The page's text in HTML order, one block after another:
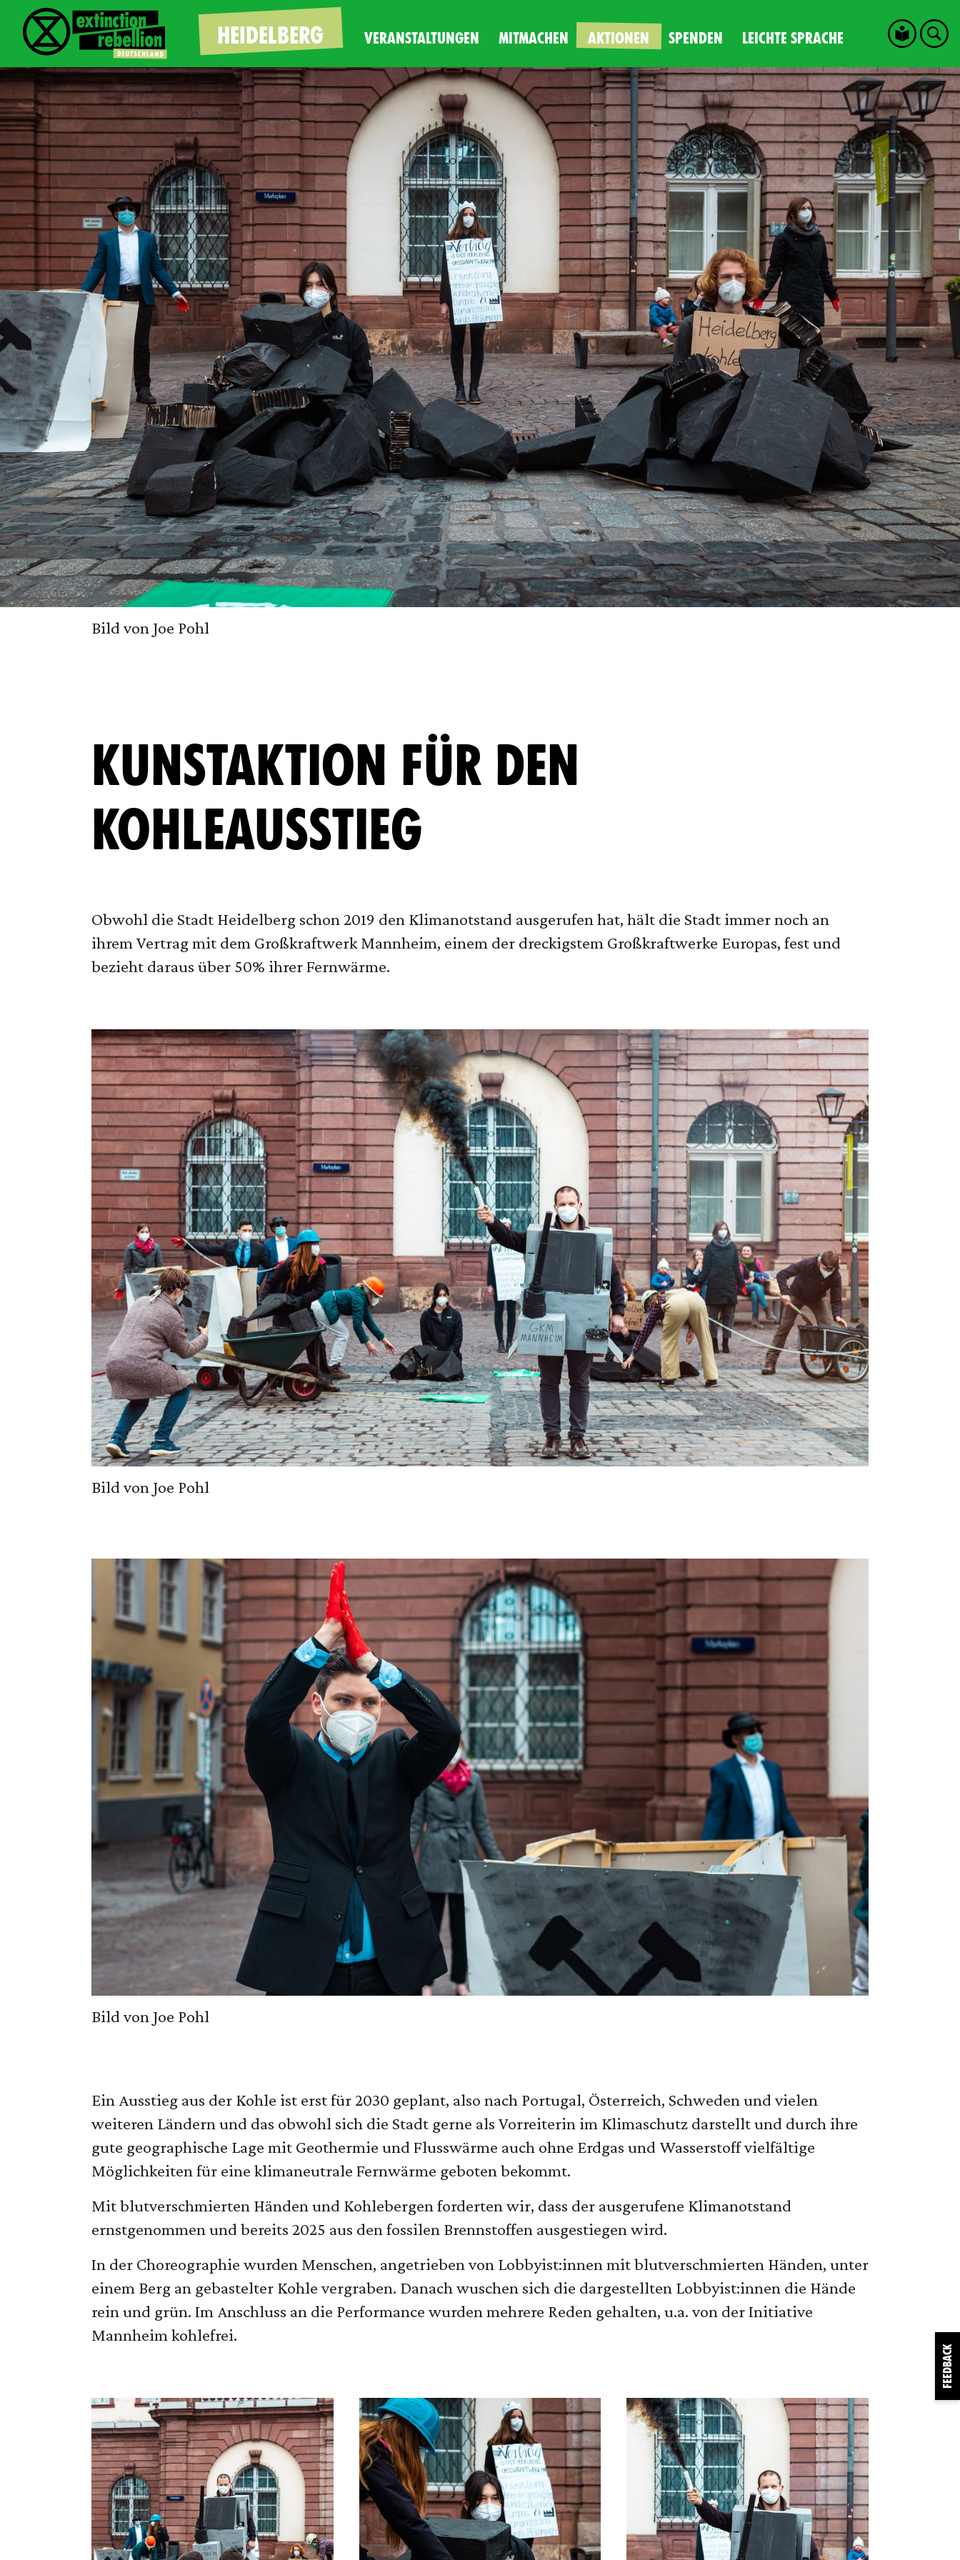
HEIDELBERG VERANSTALTUNGEN MITMACHEN AKTIONEN SPENDEN LEICHTE SPRACHE
Bild von Joe Pohl
KUNSTAKTION FÜR DEN
KOHLEAUSSTIEG
Obwohl die Stadt Heidelberg schon 2019 den Klimanotstand ausgerufen hat, hält die Stadt immer noch an
ihrem Vertrag mit dem Großkraftwerk Mannheim, einem der dreckigstem Großkraftwerke Europas, fest und
bezieht daraus über 50% ihrer Fernwärme.
Bild von Joe Pohl
Bild von Joe Pohl
Ein Ausstieg aus der Kohle ist erst für 2030 geplant, also nach Portugal, Österreich, Schweden und vielen
weiteren Ländern und das obwohl sich die Stadt gerne als Vorreiterin im Klimaschutz darstellt und durch ihre
gute geographische Lage mit Geothermie und Flusswärme auch ohne Erdgas und Wasserstoff vielfältige
Möglichkeiten für eine klimaneutrale Fernwärme geboten bekommt.
Mit blutverschmierten Händen und Kohlebergen forderten wir, dass der ausgerufene Klimanotstand
ernstgenommen und bereits 2025 aus den fossilen Brennstoffen ausgestiegen wird.
In der Choreographie wurden Menschen, angetrieben von Lobbyist:innen mit blutverschmierten Händen, unter
einem Berg an gebastelter Kohle vergraben. Danach wuschen sich die dargestellten Lobbyist:innen die Hände
rein und grün. Im Anschluss an die Performance wurden mehrere Reden gehalten, u.a. von der Initiative
Mannheim kohlefrei.
FEEDBACK